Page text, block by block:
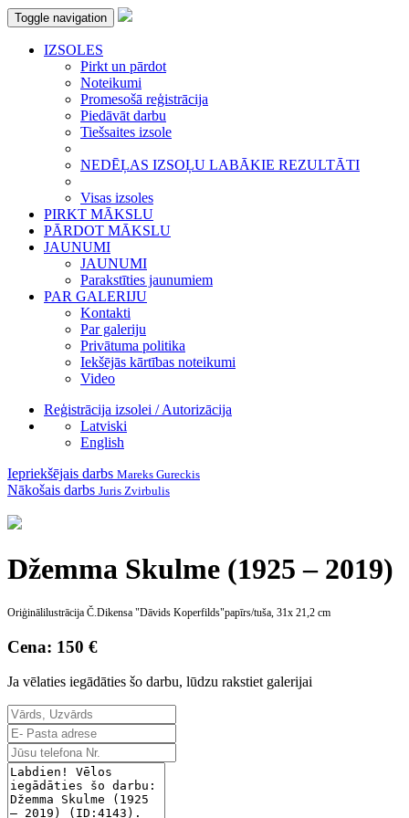
Toggle navigation
IZSOLES
Pirkt un pārdot
Noteikumi
Promesošā reģistrācija
Piedāvāt darbu
Tiešsaites izsole
NEDĒĻAS IZSOĻU LABĀKIE REZULTĀTI
Visas izsoles
PIRKT MĀKSLU
PĀRDOT MĀKSLU
JAUNUMI
JAUNUMI
Parakstīties jaunumiem
PAR GALERIJU
Kontakti
Par galeriju
Privātuma politika
Iekšējās kārtības noteikumi
Video
Reģistrācija izsolei / Autorizācija
Latviski
English
Iepriekšējais darbs Mareks Gureckis
Nākošais darbs Juris Zvirbulis
Džemma Skulme (1925 – 2019)
Oriģinālilustrācija Č.Dikensa "Dāvids Koperfilds"papīrs/tuša, 31x 21,2 cm
Cena: 150 €
Ja vēlaties iegādāties šo darbu, lūdzu rakstiet galerijai